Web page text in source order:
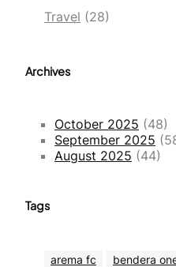
Travel (28)
Archives
October 2025 (48)
September 2025
August 2025 (44)
Tags
arema fc bendera